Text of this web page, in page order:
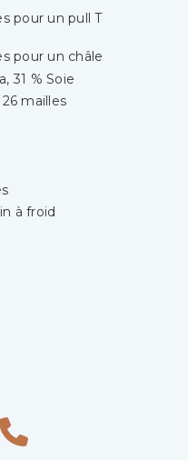
pour un pull T
pour un châle
31 % Soie
mailles
à froid